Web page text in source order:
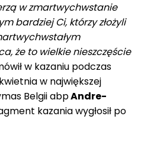
w zmartwychwstanie
bardziej Ci, którzy złożyli
że to wielkie nieszczęście
w kazaniu podczas
w największej
Belgii abpAndre-
kazania wygłosił po